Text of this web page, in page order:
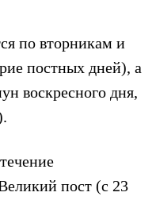
по вторникам и
постных дней), а
воскресного дня,
пост (с 23